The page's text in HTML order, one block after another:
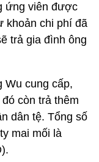
ứng viên được
khoản chi phí đã
trả gia đình ông
cung cấp,
còn trả thêm
dân tệ. Tổng số
mai mối là